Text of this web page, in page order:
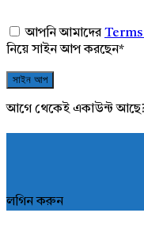
আপনি আমাদেরTerms
নিয়ে সাইন আপ করছেন*
আগে থেকেই একাউন্ট
লগিন করুন